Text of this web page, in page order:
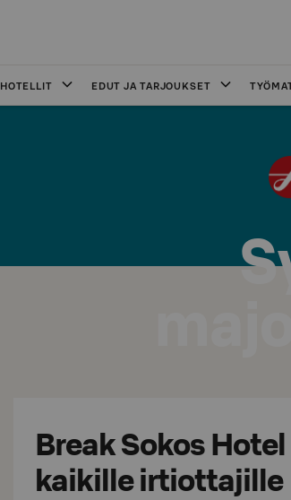
HOTELLIT EDUT JA TARJOUKSET
Break Sokos
kaikille irtiottajille